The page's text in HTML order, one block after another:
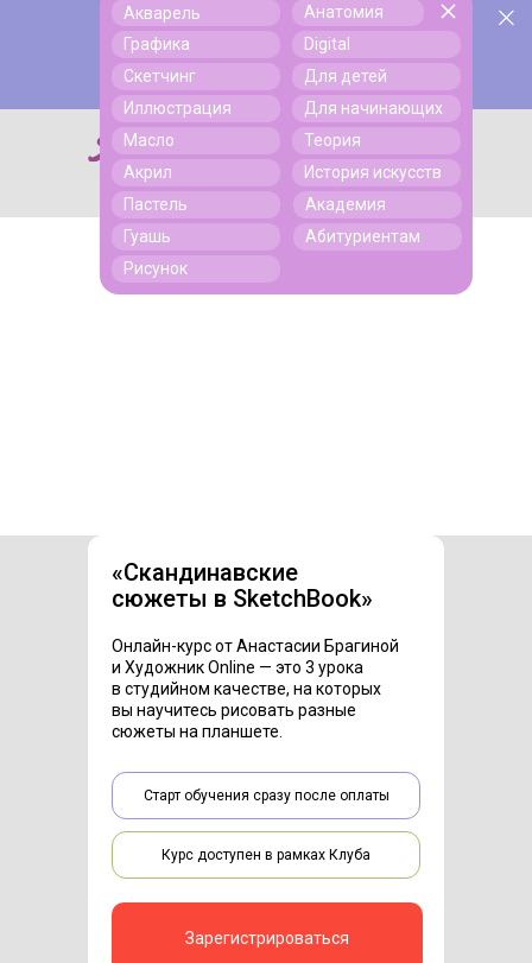
Поиск
Поиск
Акварель
Графика
Скетчинг
Иллюстрация
Масло
Акрил
Пастель
Гуашь
Рисунок
Анатомия
Digital
Для детей
Для начинающих
Теория
История искусств
Академия
Абитуриентам
«Скандинавские
сюжеты в SketchBook»
Онлайн-курс от Анастасии Брагиной
и Художник Online — это 3 урока
в студийном качестве, на которых
вы научитесь рисовать разные
сюжеты на планшете.
Зарегистрироваться
Курс доступен в рамках Клуба
Старт обучения сразу после оплаты